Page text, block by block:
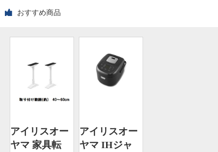
おすすめ商品
アイリスオー
ヤマ 家具転
アイリスオー
ヤマ IHジャ